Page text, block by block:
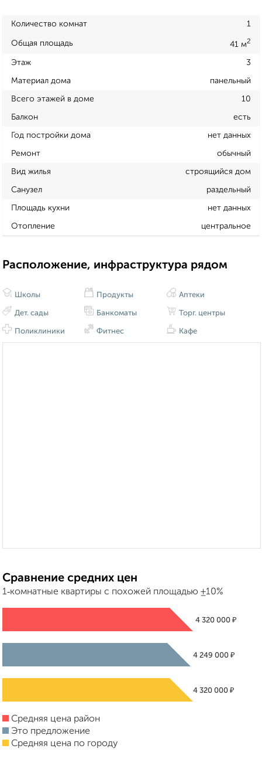
Количество комнат 1
Общая площадь 41 м2
Этаж 3
Материал дома панельный
Всего этажей в доме 10
Балкон есть
Год постройки дома нет данных
Ремонт обычный
Вид жилья строящийся дом
Санузел раздельный
Площадь кухни нет данных
Отопление центральное
Расположение, инфраструктура рядом
Школы
Дет. сады
Поликлиники
Продукты
Банкоматы
Фитнес
Аптеки
Торг. центры
Кафе
Сравнение средних цен
1‑комнатные квартиры с похожей площадью ±10%
4 320 000 ₽
4 249 000 ₽
4 320 000 ₽
Средняя цена район
Это предложение
Средняя цена по городу